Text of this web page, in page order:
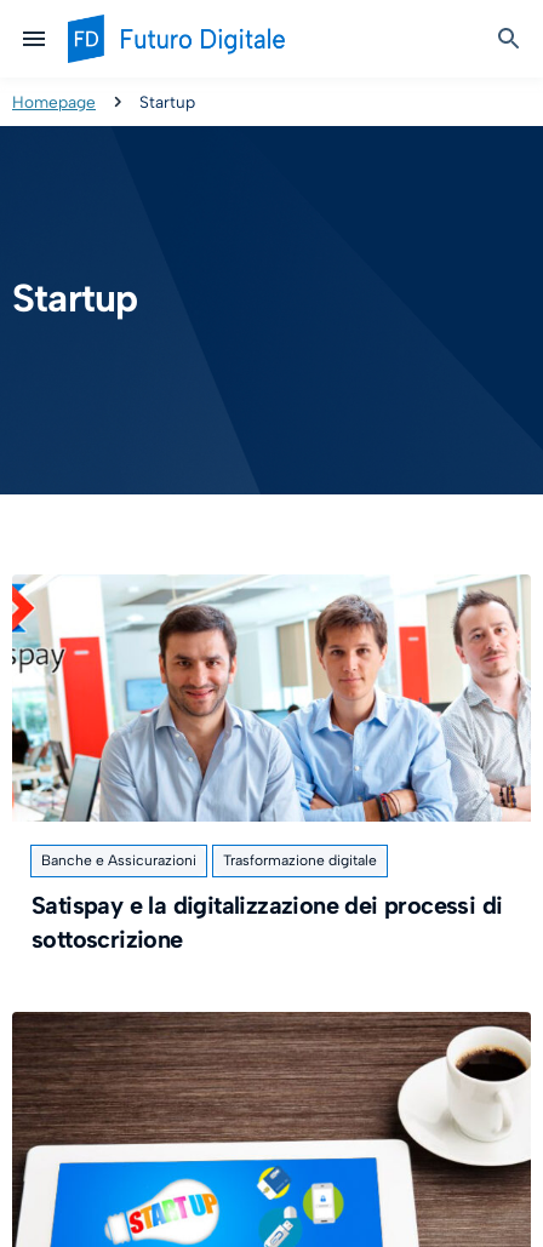
Homepage Startup
Startup
Banche e Assicurazioni Trasformazione digitale
Satispay e la digitalizzazione dei processi di
sottoscrizione